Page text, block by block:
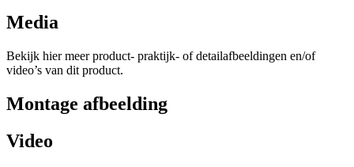
Media
Bekijk hier meer product- praktijk- of detailafbeeldingen en/of
video’s van dit product.
Montage afbeelding
Video